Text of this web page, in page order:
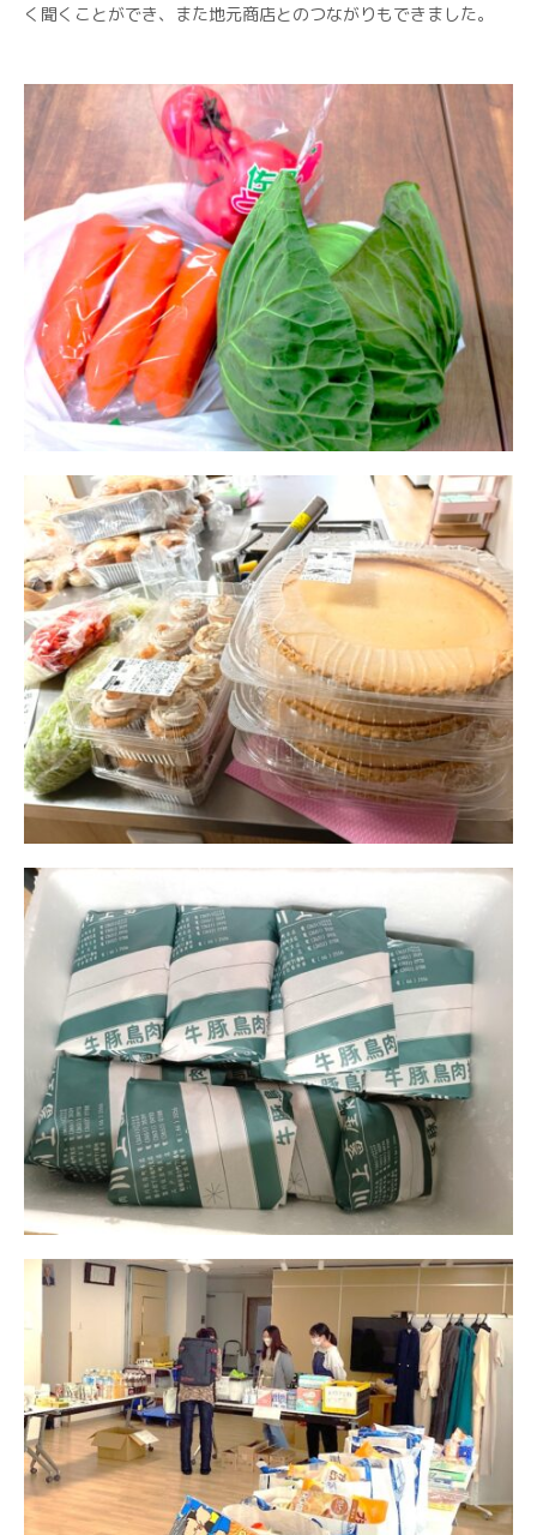
く聞くことができ、また地元商店とのつながりもできました。